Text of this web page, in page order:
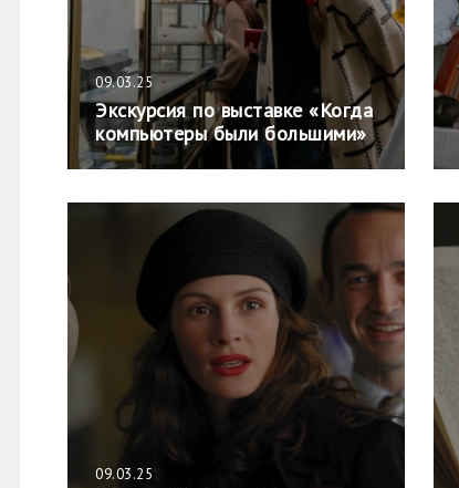
09.03.25
Экскурсия по выставке «Когда
компьютеры были большими»
09.03.25